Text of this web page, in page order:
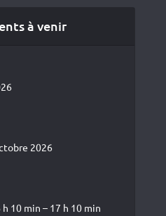
à venir
2026
10 min – 17 h 10 min